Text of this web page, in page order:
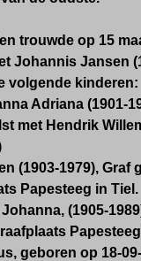
trouwde op 15
Johannis Jansen
volgende kinderen:
Adriana (1901-
met Hendrik
(1903-1979), Graf
Papesteeg in Tiel.
(1905-
geboren op 18-